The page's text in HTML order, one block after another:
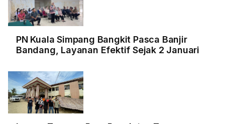
PN Kuala Simpang Bangkit Pasca Banjir
Bandang, Layanan Efektif Sejak 2 Januari